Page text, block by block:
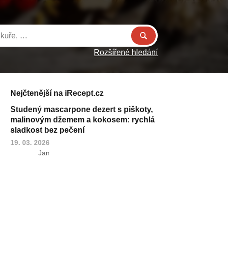
Rozšířené hledání
Nejčtenější na iRecept.cz
Studený mascarpone dezert s piškoty,
malinovým džemem a kokosem: rychlá
sladkost bez pečení
19. 03. 2026
Jan